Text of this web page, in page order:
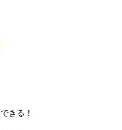
きる！